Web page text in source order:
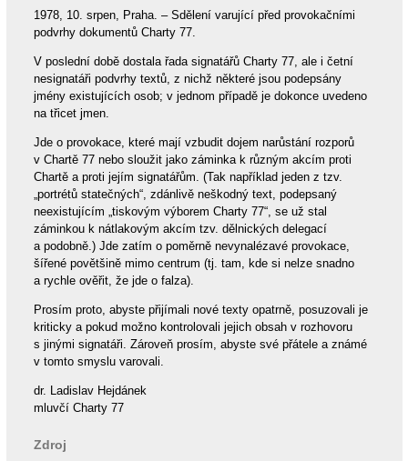
1978, 10. srpen, Praha. – Sdělení varující před provokačními
podvrhy dokumentů Charty 77.
V poslední době dostala řada signatářů Charty 77, ale i četní
nesignatáři podvrhy textů, z nichž některé jsou podepsány
jmény existujících osob; v jednom případě je dokonce uvedeno
na třicet jmen.
Jde o provokace, které mají vzbudit dojem narůstání rozporů
v Chartě 77 nebo sloužit jako záminka k různým akcím proti
Chartě a proti jejím signatářům. (Tak například jeden z tzv.
„portrétů statečných“, zdánlivě neškodný text, podepsaný
neexistujícím „tiskovým výborem Charty 77“, se už stal
záminkou k nátlakovým akcím tzv. dělnických delegací
a podobně.) Jde zatím o poměrně nevynalézavé provokace,
šířené povětšině mimo centrum (tj. tam, kde si nelze snadno
a rychle ověřit, že jde o falza).
Prosím proto, abyste přijímali nové texty opatrně, posuzovali je
kriticky a pokud možno kontrolovali jejich obsah v rozhovoru
s jinými signatáři. Zároveň prosím, abyste své přátele a známé
v tomto smyslu varovali.
dr. Ladislav Hejdánek
mluvčí Charty 77
Zdroj